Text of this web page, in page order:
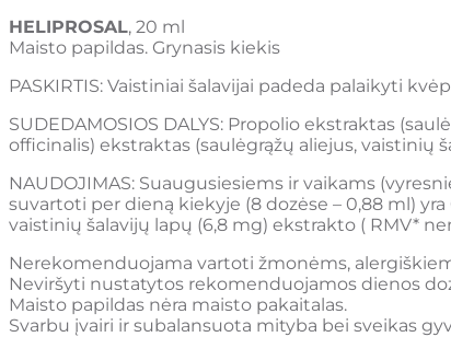
HELIPROSAL, 20 ml
Maisto papildas. Grynasis kiekis
PASKIRTIS: Vaistiniai šalavijai padeda palaikyti
SUDEDAMOSIOS DALYS: Propolio ekstraktas
officinalis) ekstraktas (saulėgrąžų aliejus, vaistinių
NAUDOJIMAS: Suaugusiesiems ir vaikams
suvartoti per dieną kiekyje (8 dozėse – 0,88 ml)
vaistinių šalavijų lapų (6,8 mg) ekstrakto ( RMV*
Nerekomenduojama vartoti žmonėms,
Neviršyti nustatytos rekomenduojamos dienos
Maisto papildas nėra maisto pakaitalas.
Svarbu įvairi ir subalansuota mityba bei sveikas